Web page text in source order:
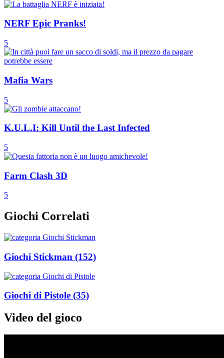
NERF Epic Pranks!
5
Mafia Wars
5
K.U.L.I: Kill Until the Last Infected
5
Farm Clash 3D
5
Giochi Correlati
Giochi Stickman (152)
Giochi di Pistole (35)
Video del gioco